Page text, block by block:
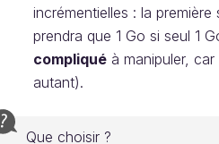
incrémentielles : la
prendra que 1 Go si seul 1
compliqué à manipuler,
autant).
Que choisir ?